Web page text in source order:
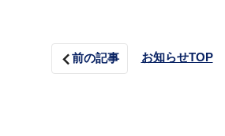
前の記事 お知らせTOP